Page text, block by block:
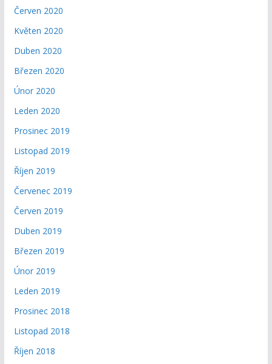
Červen 2020
Květen 2020
Duben 2020
Březen 2020
Únor 2020
Leden 2020
Prosinec 2019
Listopad 2019
Říjen 2019
Červenec 2019
Červen 2019
Duben 2019
Březen 2019
Únor 2019
Leden 2019
Prosinec 2018
Listopad 2018
Říjen 2018